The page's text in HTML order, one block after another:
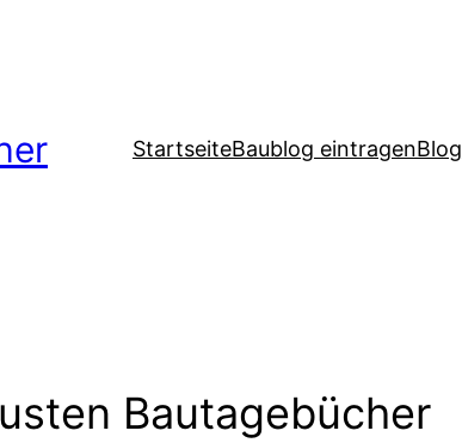
StartseiteBaublog eintragenBlog
Bautagebücher